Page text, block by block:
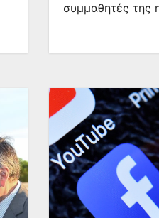
συμμαθητές της